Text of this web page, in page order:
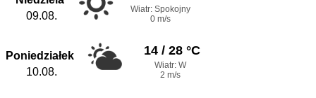
09.08.
Wiatr: Spokojny
0 m/s
Poniedziałek
10.08.
14 / 28 °C
Wiatr: W
2 m/s